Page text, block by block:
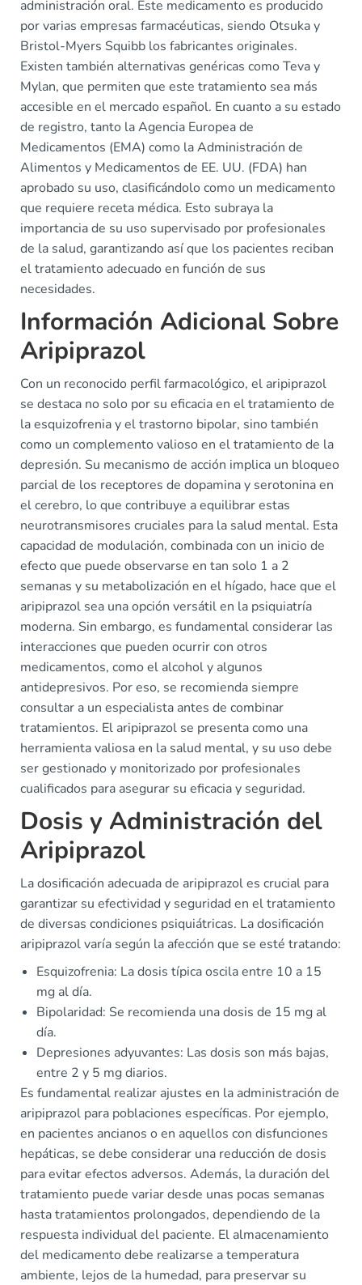
administración oral. Este medicamento es producido
por varias empresas farmacéuticas, siendo Otsuka y
Bristol-Myers Squibb los fabricantes originales.
Existen también alternativas genéricas como Teva y
Mylan, que permiten que este tratamiento sea más
accesible en el mercado español. En cuanto a su estado
de registro, tanto la Agencia Europea de
Medicamentos (EMA) como la Administración de
Alimentos y Medicamentos de EE. UU. (FDA) han
aprobado su uso, clasificándolo como un medicamento
que requiere receta médica. Esto subraya la
importancia de su uso supervisado por profesionales
de la salud, garantizando así que los pacientes reciban
el tratamiento adecuado en función de sus
necesidades.
Información Adicional Sobre
Aripiprazol
Con un reconocido perfil farmacológico, el aripiprazol
se destaca no solo por su eficacia en el tratamiento de
la esquizofrenia y el trastorno bipolar, sino también
como un complemento valioso en el tratamiento de la
depresión. Su mecanismo de acción implica un bloqueo
parcial de los receptores de dopamina y serotonina en
el cerebro, lo que contribuye a equilibrar estas
neurotransmisores cruciales para la salud mental. Esta
capacidad de modulación, combinada con un inicio de
efecto que puede observarse en tan solo 1 a 2
semanas y su metabolización en el hígado, hace que el
aripiprazol sea una opción versátil en la psiquiatría
moderna. Sin embargo, es fundamental considerar las
interacciones que pueden ocurrir con otros
medicamentos, como el alcohol y algunos
antidepresivos. Por eso, se recomienda siempre
consultar a un especialista antes de combinar
tratamientos. El aripiprazol se presenta como una
herramienta valiosa en la salud mental, y su uso debe
ser gestionado y monitorizado por profesionales
cualificados para asegurar su eficacia y seguridad.
Dosis y Administración del
Aripiprazol
La dosificación adecuada de aripiprazol es crucial para
garantizar su efectividad y seguridad en el tratamiento
de diversas condiciones psiquiátricas. La dosificación
aripiprazol varía según la afección que se esté tratando:
Esquizofrenia: La dosis típica oscila entre 10 a 15
mg al día.
Bipolaridad: Se recomienda una dosis de 15 mg al
día.
Depresiones adyuvantes: Las dosis son más bajas,
entre 2 y 5 mg diarios.
Es fundamental realizar ajustes en la administración de
aripiprazol para poblaciones específicas. Por ejemplo,
en pacientes ancianos o en aquellos con disfunciones
hepáticas, se debe considerar una reducción de dosis
para evitar efectos adversos. Además, la duración del
tratamiento puede variar desde unas pocas semanas
hasta tratamientos prolongados, dependiendo de la
respuesta individual del paciente. El almacenamiento
del medicamento debe realizarse a temperatura
ambiente, lejos de la humedad, para preservar su